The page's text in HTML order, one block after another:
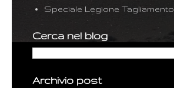
Speciale Legione Tagliamento
Cerca nel blog
Archivio post